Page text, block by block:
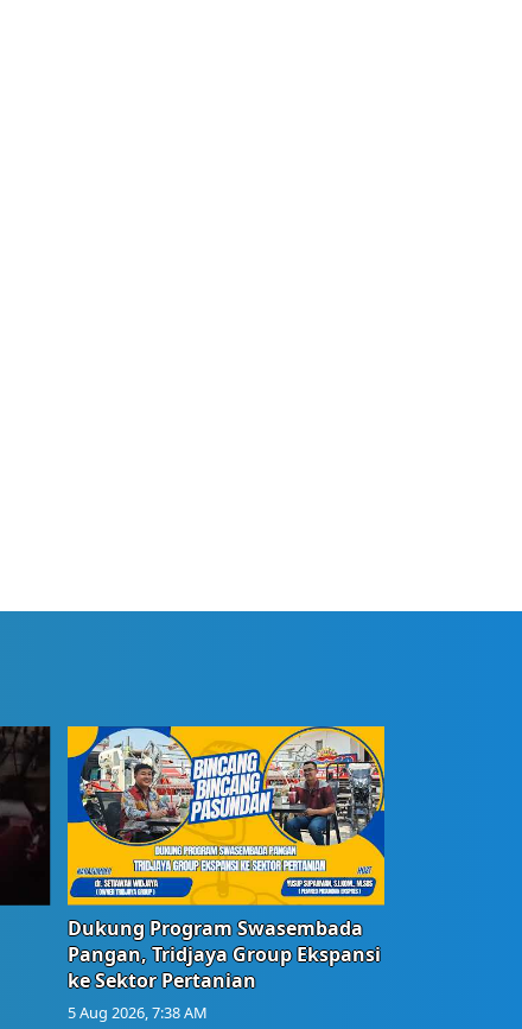
Dukung Program Swasembada
Pangan, Tridjaya Group Ekspansi
ke Sektor Pertanian
5 Aug 2026, 7:38 AM